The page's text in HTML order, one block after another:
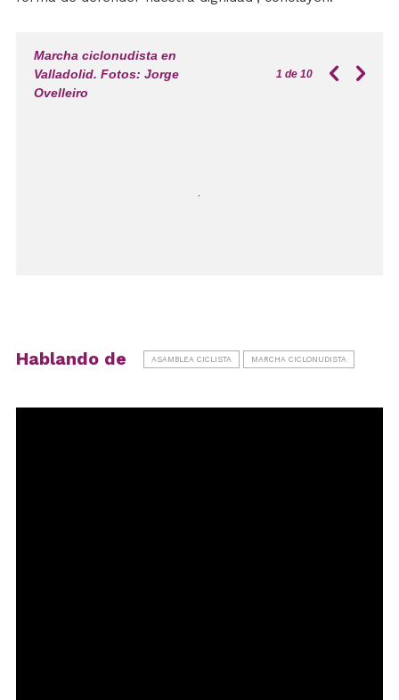
Marcha ciclonudista en
Valladolid. Fotos: Jorge
Ovelleiro
1 de 10
Hablando de ASAMBLEA CICLISTA MARCHA CICLONUDISTA